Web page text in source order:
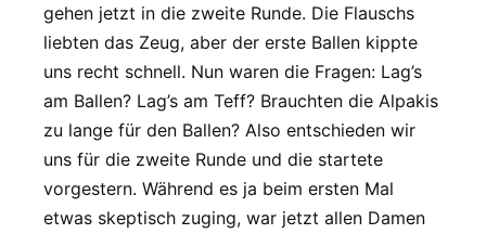
gehen jetzt in die zweite Runde. Die Flauschs
liebten das Zeug, aber der erste Ballen kippte
uns recht schnell. Nun waren die Fragen: Lag’s
am Ballen? Lag’s am Teff? Brauchten die Alpakis
zu lange für den Ballen? Also entschieden wir
uns für die zweite Runde und die startete
vorgestern. Während es ja beim ersten Mal
etwas skeptisch zuging, war jetzt allen Damen